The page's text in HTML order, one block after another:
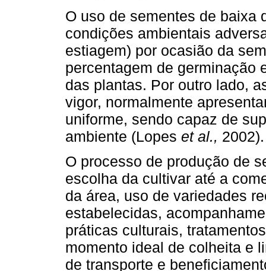
O uso de sementes de baixa
condições ambientais
estiagem) por ocasião da
percentagem de germinação
das plantas. Por outro lado,
vigor, normalmente
uniforme, sendo capaz de
ambiente (Lopes et al., 2002).
O processo de produção de
escolha da cultivar até a
da área, uso de variedades
estabelecidas,
práticas culturais,
momento ideal de colheita e
de transporte e